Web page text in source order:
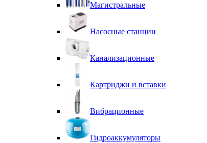
Магистральные
Насосные станции
Канализационные
Картриджи и вставки
Вибрационные
Гидроаккумуляторы